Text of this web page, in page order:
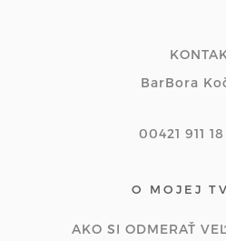
BarBora
00421 911
O MOJEJ
AKO SI ODMERAŤ